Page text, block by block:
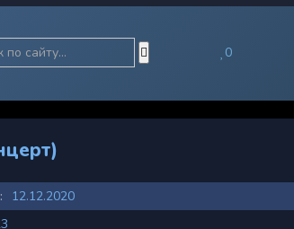
0
12.12.2020